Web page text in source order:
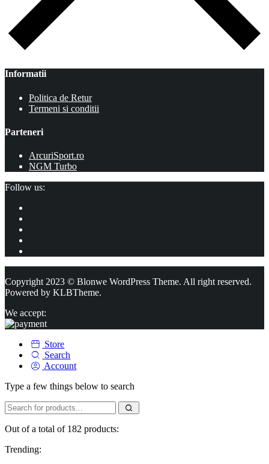
Informatii
Politica de Retur
Termeni si conditii
Parteneri
ArcuriSport.ro
NGM Turbo
Follow us:
Copyright 2023 © Blonwe WordPress Theme. All right reserved.
Powered by KLBTheme.
We accept:
Store
Search
Account
Type a few things below to search
Out of a total of 182 products:
Trending: